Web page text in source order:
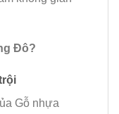
Đô?
Gỗ nhựa